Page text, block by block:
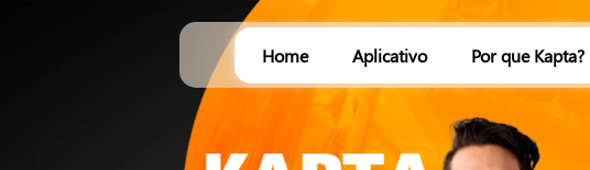
Home Aplicativo Por que Kapta?